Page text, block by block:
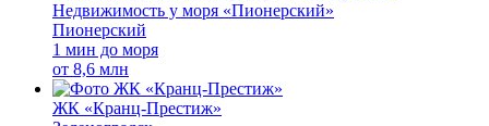
Недвижимость у моря «Пионерский»
Пионерский
1 мин до моря
от 8,6 млн
ЖК «Кранц-Престиж»